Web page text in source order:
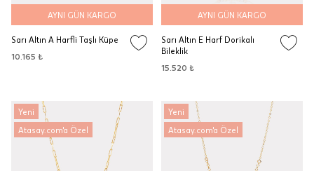
AYNI GÜN KARGO
Sarı Altın A Harfli Taşlı Küpe
10.165 ₺
AYNI GÜN KARGO
Sarı Altın E Harf Dorikalı
Bileklik
15.520 ₺
Yeni
Atasay.com'a Özel
Yeni
Atasay.com'a Özel